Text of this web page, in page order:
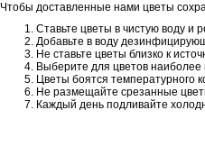
Чтобы доставленные нами цветы
Ставьте цветы в чистую воду и
Добавьте в воду
Не ставьте цветы близко к
Выберите для цветов
Цветы боятся температурного
Не размещайте срезанные
Каждый день подливайте